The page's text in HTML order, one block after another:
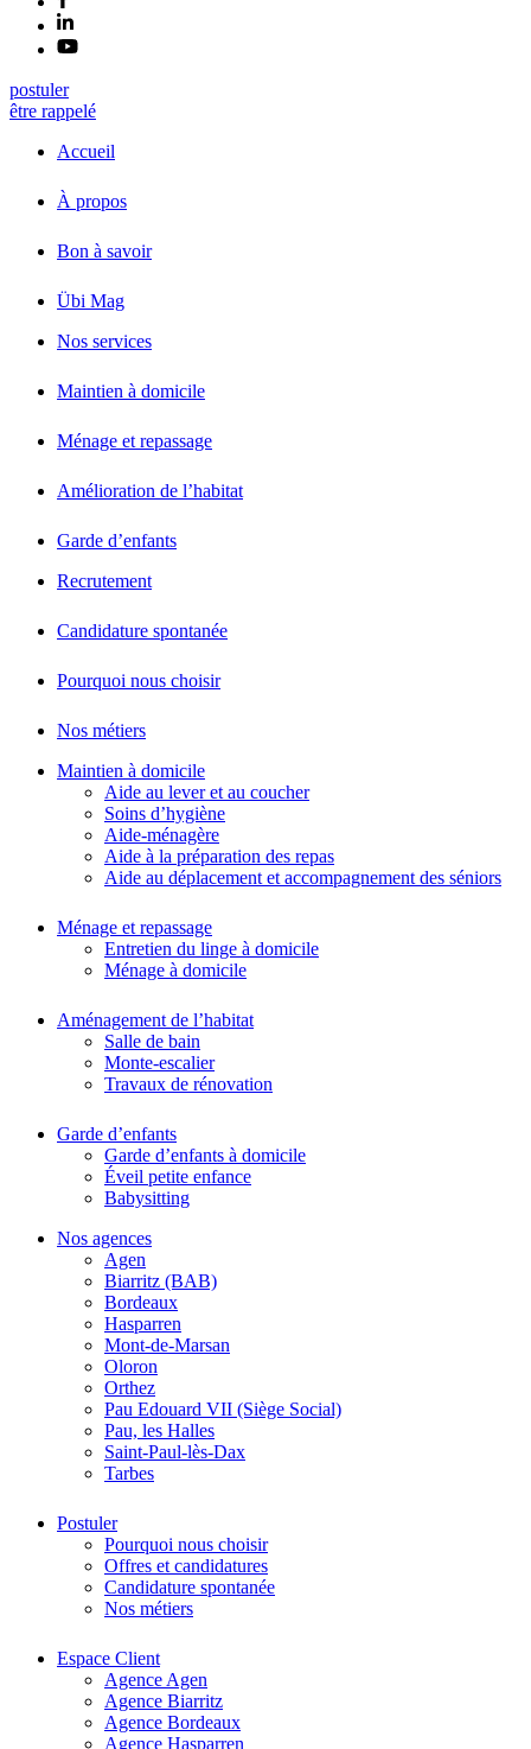
postuler
être rappelé
Accueil
À propos
Bon à savoir
Übi Mag
Nos services
Maintien à domicile
Ménage et repassage
Amélioration de l’habitat
Garde d’enfants
Recrutement
Candidature spontanée
Pourquoi nous choisir
Nos métiers
Maintien à domicile
Aide au lever et au coucher
Soins d’hygiène
Aide-ménagère
Aide à la préparation des repas
Aide au déplacement et accompagnement des séniors
Ménage et repassage
Entretien du linge à domicile
Ménage à domicile
Aménagement de l’habitat
Salle de bain
Monte-escalier
Travaux de rénovation
Garde d’enfants
Garde d’enfants à domicile
Éveil petite enfance
Babysitting
Nos agences
Agen
Biarritz (BAB)
Bordeaux
Hasparren
Mont-de-Marsan
Oloron
Orthez
Pau Edouard VII (Siège Social)
Pau, les Halles
Saint-Paul-lès-Dax
Tarbes
Postuler
Pourquoi nous choisir
Offres et candidatures
Candidature spontanée
Nos métiers
Espace Client
Agence Agen
Agence Biarritz
Agence Bordeaux
Agence Hasparren